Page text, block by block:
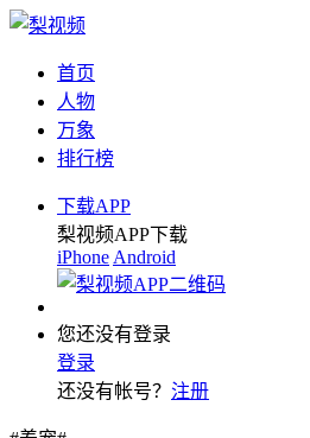
首页
人物
万象
排行榜
下载APP
梨视频APP下载
iPhone Android
您还没有登录
登录
还没有帐号？ 注册